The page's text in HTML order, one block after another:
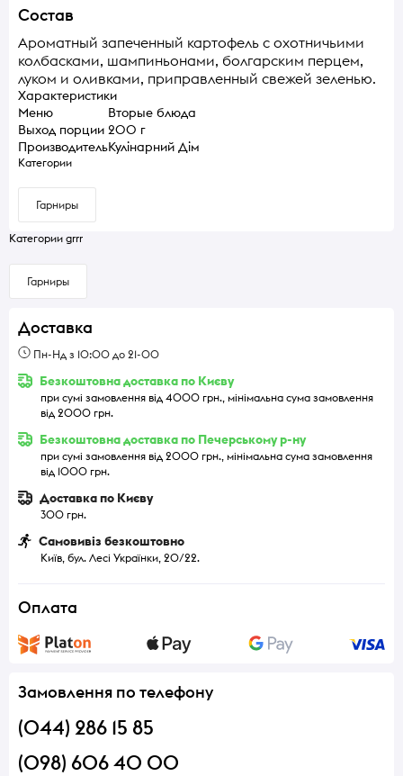
Состав
Ароматный запеченный картофель с охотничьими
колбасками, шампиньонами, болгарским перцем,
луком и оливками, приправленный свежей зеленью.
Характеристики
Меню
Вторые блюда
Выход порции 200 г
ПроизводительКулінарний Дім
Категории
Гарниры
Категории grrr
Гарниры
Доставка
Пн-Нд з 10:00 до 21-00
Безкоштовна доставка по Києву
при сумі замовлення від 4000 грн., мінімальна сума замовлення
від 2000 грн.
Безкоштовна доставка по Печерському р-ну
при сумі замовлення від 2000 грн., мінімальна сума замовлення
від 1000 грн.
Доставка по Києву
300 грн.
Самовивіз безкоштовно
Київ, бул. Лесі Українки, 20/22.
Оплата
Замовлення по телефону
(044) 286 15 85
(098) 606 40 00